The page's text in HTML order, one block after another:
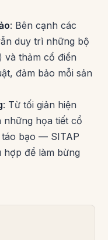
: Bên cạnh các
duy trì những bộ
và thảm cổ điển
đảm bảo mỗi sản
: Từ tối giản hiện
họa tiết cổ
táo bạo — SITAP
để làm bừng